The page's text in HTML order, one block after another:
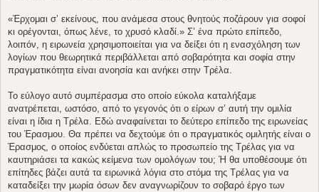
«Έρχομαι σ’ εκείνους, που ανάμεσα στους θνητούς ποζάρουν για σοφοί
κι ορέγονται, όπως λένε, το χρυσό κλαδί.» Σ’ ένα πρώτο επίπεδο,
λοιπόν, η ειρωνεία χρησιμοποιείται για να δείξει ότι η ενασχόληση των
λογίων που θεωρητικά περιβάλλεται από σοβαρότητα και σοφία στην
πραγματικότητα είναι ανοησία και ανήκει στην Τρέλα.
Το εύλογο αυτό συμπέρασμα στο οποίο εύκολα καταλήξαμε
ανατρέπεται, ωστόσο, από το γεγονός ότι ο είρων σ’ αυτή την ομιλία
είναι η ίδια η Τρέλα. Εδώ αναφαίνεται το δεύτερο επίπεδο της ειρωνείας
του Έρασμου. Θα πρέπει να δεχτούμε ότι ο πραγματικός ομιλητής είναι ο
Έρασμος, ο οποίος ενδύεται απλώς το προσωπείο της Τρέλας για να
καυτηριάσει τα κακώς κείμενα των ομολόγων του; Ή θα υποθέσουμε ότι
επίτηδες βάζει αυτά τα ειρωνικά λόγια στο στόμα της Τρέλας για να
καταδείξει την μωρία όσων δεν αναγνωρίζουν το σοβαρό έργο των